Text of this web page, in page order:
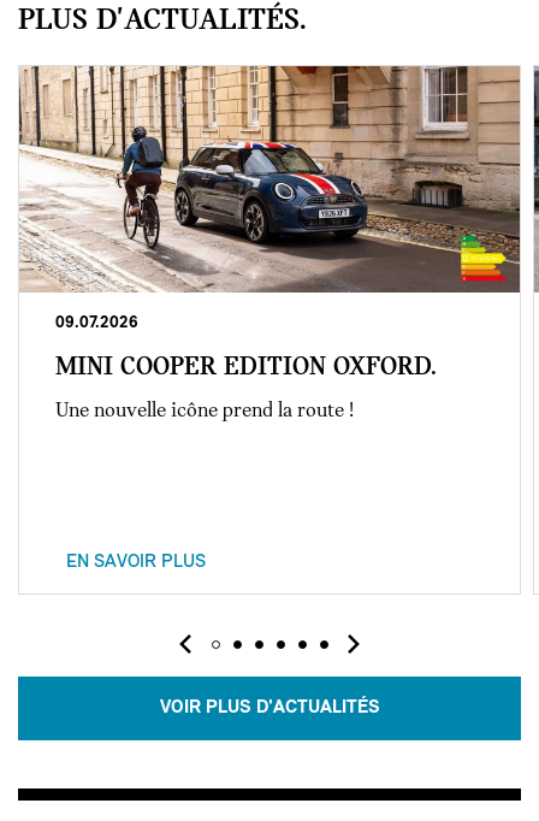
PLUS D'ACTUALITÉS.
09.07.2026
MINI COOPER EDITION OXFORD.
Une nouvelle icône prend la route !
EN SAVOIR PLUS
VOIR PLUS D'ACTUALITÉS